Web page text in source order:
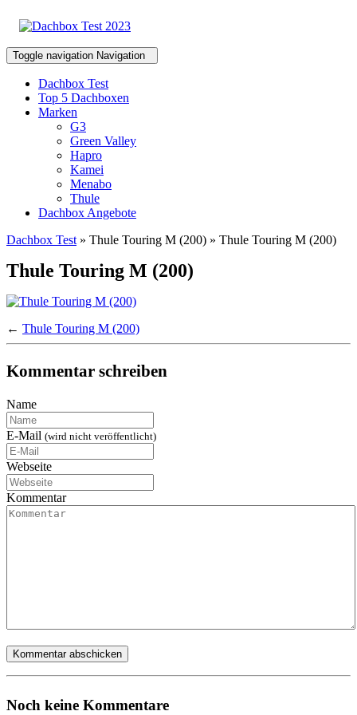
Toggle navigation Navigation
Dachbox Test
Top 5 Dachboxen
Marken
G3
Green Valley
Hapro
Kamei
Menabo
Thule
Dachbox Angebote
Dachbox Test » Thule Touring M (200) » Thule Touring M (200)
Thule Touring M (200)
← Thule Touring M (200)
Kommentar schreiben
Name
E-Mail (wird nicht veröffentlicht)
Webseite
Kommentar
Noch keine Kommentare